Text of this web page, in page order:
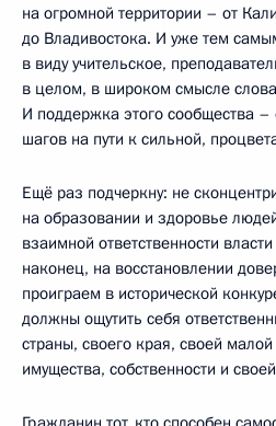
на огромной территории – от
до Владивостока. И уже тем
в виду учительское,
в целом, в широком смысле
И поддержка этого сообщества
шагов на пути к сильной,
Ещё раз подчеркну: не
на образовании и здоровье
взаимной ответственности
наконец, на восстановлении
проиграем в исторической
должны ощутить себя
страны, своего края, своей
имущества, собственности и